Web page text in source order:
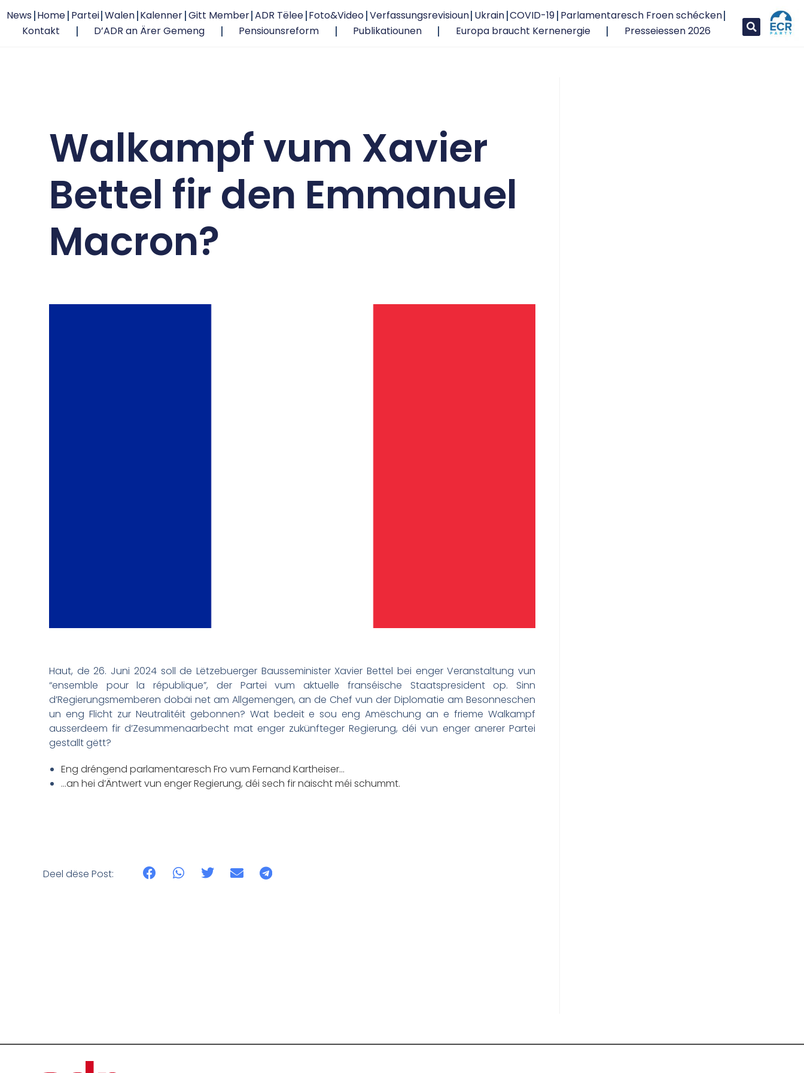
News Home Partei Walen Kalenner Gitt Member ADR Tëlee Foto&Video Verfassungsrevisioun Ukrain COVID-19 Parlamentaresch Froen schécken
Kontakt
D’ADR an Ärer Gemeng Pensiounsreform Publikatiounen Europa braucht Kernenergie Presseiessen 2026
Walkampf vum Xavier
Bettel fir den Emmanuel
Macron?
Haut, de 26. Juni 2024 soll de Lëtzebuerger Bausseminister Xavier Bettel bei enger Veranstaltung vun
“ensemble pour la république”, der Partei vum aktuelle franséische Staatspresident op. Sinn
d’Regierungsmemberen dobäi net am Allgemengen, an de Chef vun der Diplomatie am Besonneschen
un eng Flicht zur Neutralitéit gebonnen? Wat bedeit e sou eng Amëschung an e frieme Walkampf
ausserdeem fir d’Zesummenaarbecht mat enger zukünfteger Regierung, déi vun enger anerer Partei
gestallt gëtt?
Eng dréngend parlamentaresch Fro vum Fernand Kartheiser…
…an hei d’Äntwert vun enger Regierung, déi sech fir näischt méi schummt.
Deel dëse Post: